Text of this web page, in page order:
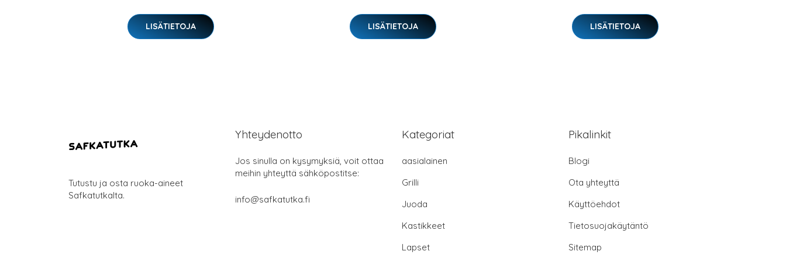
LISÄTIETOJA LISÄTIETOJA LISÄTIETOJA
Tutustu ja osta ruoka-aineet
Safkatutkalta.
Yhteydenotto
Jos sinulla on kysymyksiä, voit ottaa
meihin yhteyttä sähköpostitse:
info@safkatutka.fi
Kategoriat
aasialainen
Grilli
Juoda
Kastikkeet
Lapset
Pikalinkit
Blogi
Ota yhteyttä
Käyttöehdot
Tietosuojakäytäntö
Sitemap